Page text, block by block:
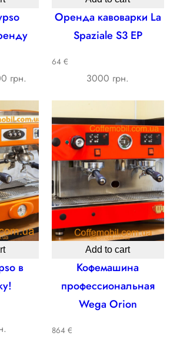
₴.
грн.Current
is:
3000 ₴.
Оренда кавоварки La
Spaziale S3 EP
64 €
3000 грн.
в
Add to cart
Кофемашина
профессиональная
Wega Orion
864 €